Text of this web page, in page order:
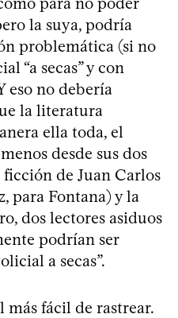
la suya, podría
problemática (si no
“a secas” y con
eso no debería
la literatura
ella toda, el
desde sus dos
de Juan Carlos
para Fontana) y la
dos lectores asiduos
podrían ser
a secas”.
más fácil de rastrear.